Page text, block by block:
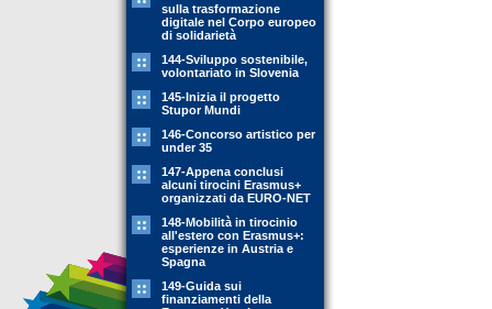
sulla trasformazione
digitale nel Corpo europeo
di solidarietà
144-Sviluppo sostenibile,
volontariato in Slovenia
145-Inizia il progetto
Stupor Mundi
146-Concorso artistico per
under 35
147-Appena conclusi
alcuni tirocini Erasmus+
organizzati da EURO-NET
148-Mobilità in tirocinio
all'estero con Erasmus+:
esperienze in Austria e
Spagna
149-Guida sui
finanziamenti della